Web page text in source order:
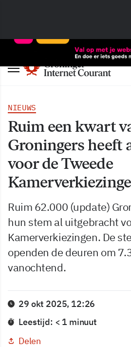
NIEUWS
Ruim een kwart
Groningers heeft
voor de Tweede
Ruim 62.000 (update)
hun stem al uitgebracht
Kamerverkiezingen. De
openden de deuren om
vanochtend.
29 okt 2025, 12:26
Leestijd: < 1 minuut
Delen